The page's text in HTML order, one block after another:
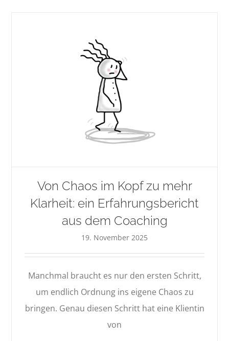
Von Chaos im Kopf zu mehr
Klarheit: ein Erfahrungsbericht
aus dem Coaching
19. November 2025
Manchmal braucht es nur den ersten Schritt,
um endlich Ordnung ins eigene Chaos zu
bringen. Genau diesen Schritt hat eine Klientin
von